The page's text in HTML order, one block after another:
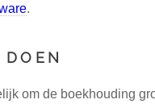
.
om de boekhouding